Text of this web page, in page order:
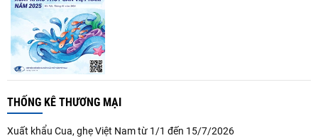
THỐNG KÊ THƯƠNG MẠI
Xuất khẩu Cua, ghẹ Việt Nam từ 1/1 đến 15/7/2026